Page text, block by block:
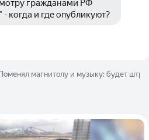
гражданами РФ
когда и где опубликуют?
Поменял магнитолу и музыку: будет